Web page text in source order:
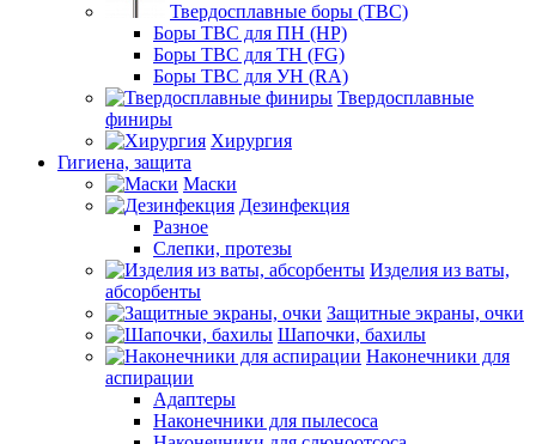
Твердосплавные боры (ТВС)
Боры ТВС для ПН (HP)
Боры ТВС для ТН (FG)
Боры ТВС для УН (RA)
Твердосплавные
финиры
Хирургия
Гигиена, защита
Маски
Дезинфекция
Разное
Слепки, протезы
Изделия из ваты,
абсорбенты
Защитные экраны, очки
Шапочки, бахилы
Наконечники для
аспирации
Адаптеры
Наконечники для пылесоса